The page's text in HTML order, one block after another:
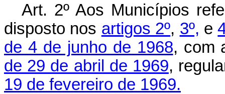
Art. 2º Aos Municípios
disposto nos artigos 2º, 3º, e
de 4 de junho de 1968, com
de 29 de abril de 1969,
19 de fevereiro de 1969.